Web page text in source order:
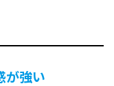
が強い